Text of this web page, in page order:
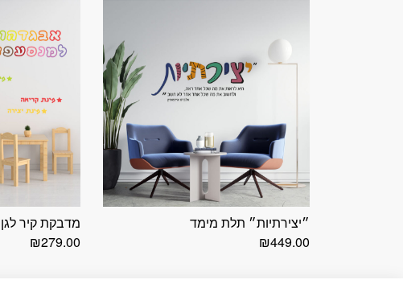
״יצירתיות״ תלת מימד
₪449.00
מדבקת קיר
₪279.00